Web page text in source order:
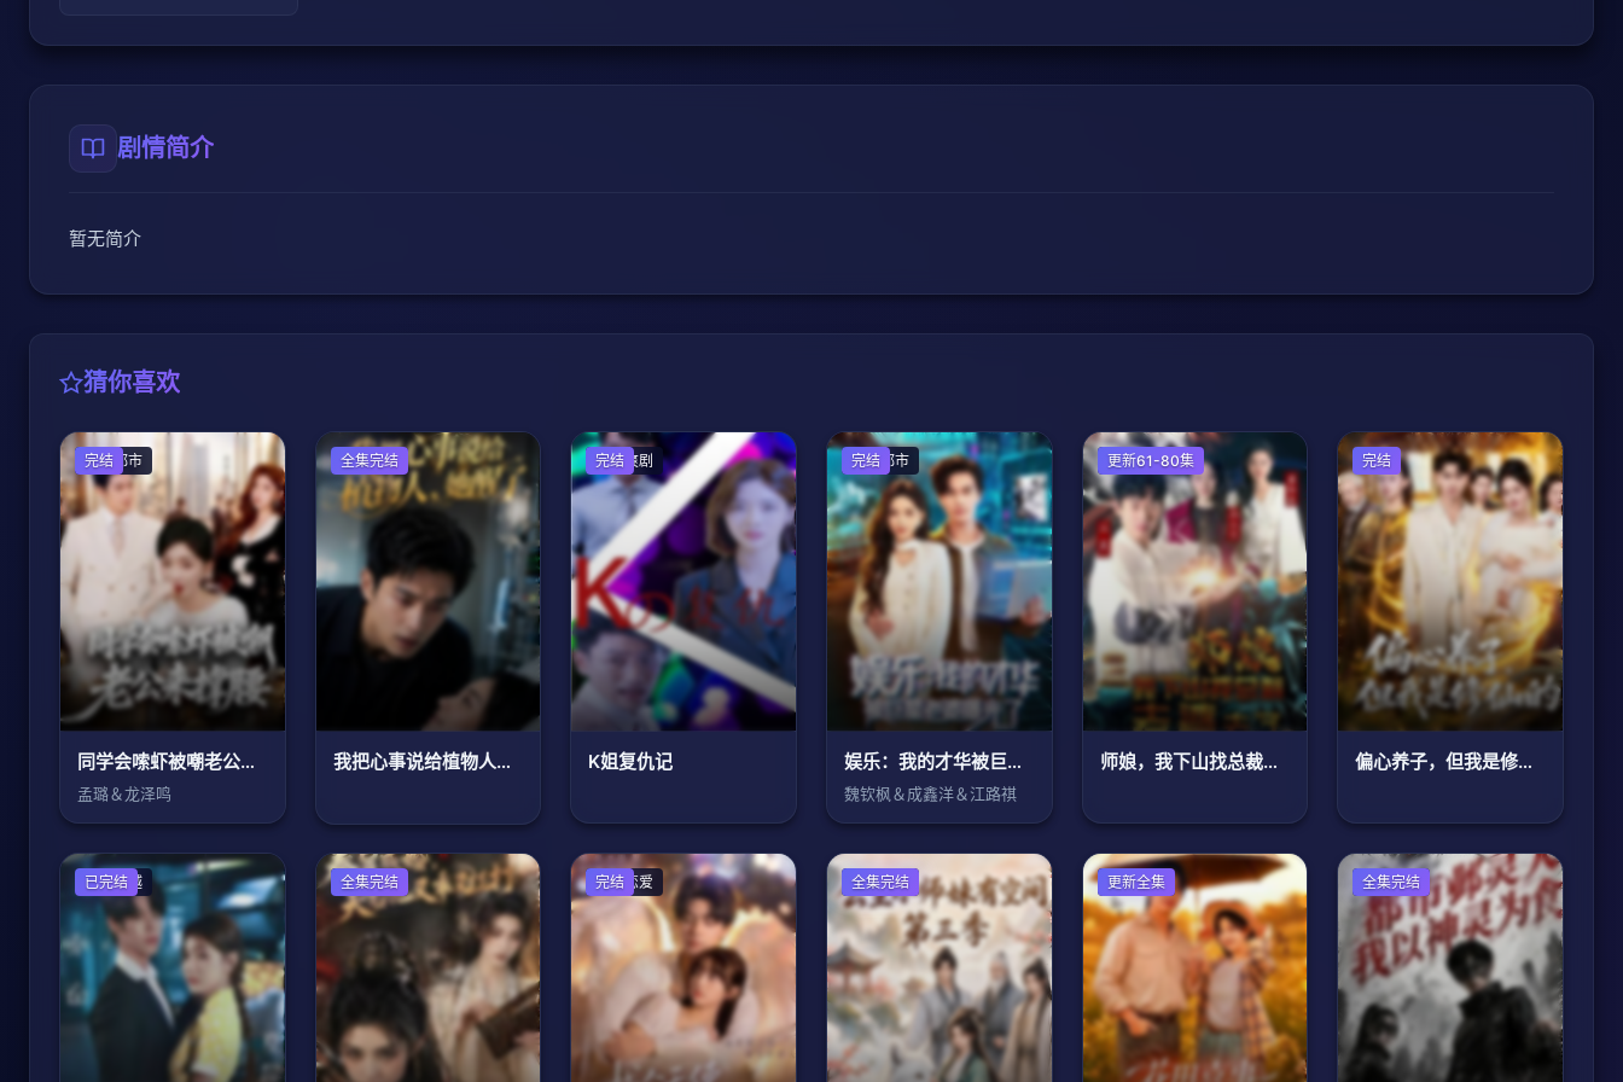
剧情简介
暂无简介
猜你喜欢
现代都市
完结
同学会嗦虾被嘲老公来撑腰
孟璐＆龙泽鸣
现代都市
全集完结
我把心事说给植物人，她醒了
反转爽剧
完结
K姐复仇记
现代都市
完结
娱乐：我的才华被巨星老婆曝光了
魏钦枫＆成鑫洋＆江路祺
反转爽剧
更新61-80集
师娘，我下山找总裁老婆了
完结
偏心养子，但我是修仙的
年代穿越
已完结 古装仙侠
全集完结 女频恋爱
完结 古装仙侠
全集完结 女频恋爱
更新全集 古装仙侠
全集完结